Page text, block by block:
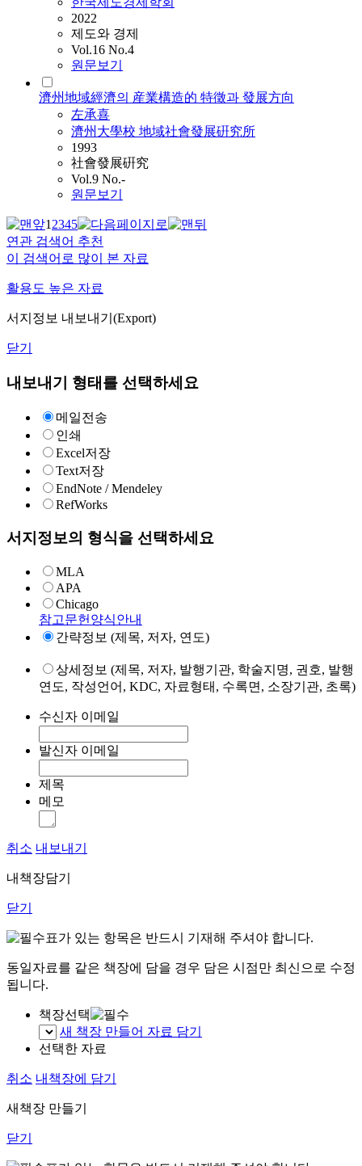
2022
제도와 경제
Vol.16 No.4
원문보기
濟州地域經濟의 産業構造的 特徵과 發展方向
左承喜
濟州大學校 地域社會發展硏究所
1993
社會發展硏究
Vol.9 No.-
원문보기
12345
연관 검색어 추천
이 검색어로 많이 본 자료
활용도 높은 자료
서지정보 내보내기(Export)
닫기
내보내기 형태를 선택하세요
메일전송
인쇄
Excel저장
Text저장
EndNote / Mendeley
RefWorks
서지정보의 형식을 선택하세요
MLA
APA
Chicago
참고문헌양식안내
간략정보 (제목, 저자, 연도)
상세정보 (제목, 저자, 발행기관, 학술지명, 권호, 발행
연도, 작성언어, KDC, 자료형태, 수록면, 소장기관, 초록)
수신자 이메일
발신자 이메일
제목
메모
취소 내보내기
내책장담기
닫기
표가 있는 항목은 반드시 기재해 주셔야 합니다.
동일자료를 같은 책장에 담을 경우 담은 시점만 최신으로 수정
됩니다.
책장선택
새 책장 만들어 자료 담기
선택한 자료
취소 내책장에 담기
새책장 만들기
닫기